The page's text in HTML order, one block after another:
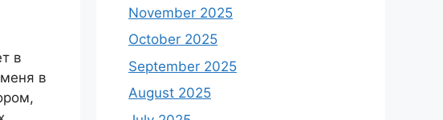
в
в
November 2025
October 2025
September 2025
August 2025